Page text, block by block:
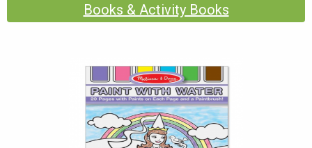
Books & Activity Books